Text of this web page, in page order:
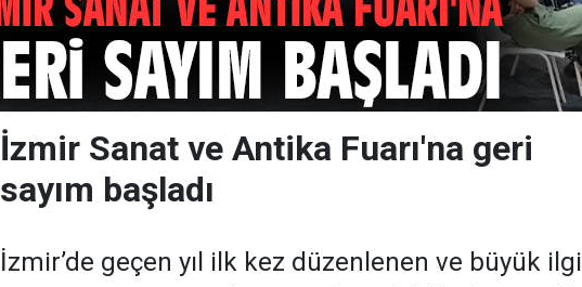
İzmir Sanat ve Antika Fuarı'na geri
sayım başladı
İzmir’de geçen yıl ilk kez düzenlenen ve büyük ilgi